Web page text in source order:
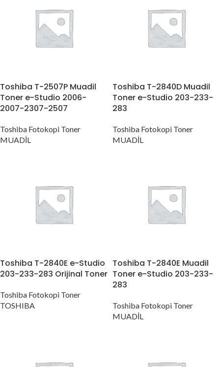
Toshiba T-2507P Muadil
Toner e-Studio 2006-
2007-2307-2507
Toshiba Fotokopi Toner
MUADİL
Toshiba T-2840D Muadil
Toner e-Studio 203-233-
283
Toshiba Fotokopi Toner
MUADİL
Toshiba T-2840E e-Studio
203-233-283 Orijinal Toner
Toshiba Fotokopi Toner
TOSHIBA
Toshiba T-2840E Muadil
Toner e-Studio 203-233-
283
Toshiba Fotokopi Toner
MUADİL